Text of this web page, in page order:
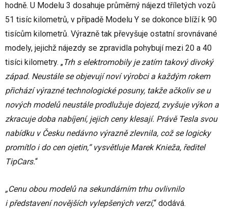
hodně. U Modelu 3 dosahuje průměrný nájezd tříletých vozů
51 tisíc kilometrů, v případě Modelu Y se dokonce blíží k 90
tisícům kilometrů. Výrazně tak převyšuje ostatní srovnávané
modely, jejichž nájezdy se zpravidla pohybují mezi 20 a 40
tisíci kilometry. „Trh s elektromobily je zatím takový divoký
západ. Neustále se objevují noví výrobci a každým rokem
přichází výrazné technologické posuny, takže ačkoliv se u
nových modelů neustále prodlužuje dojezd, zvyšuje výkon a
zkracuje doba nabíjení, jejich ceny klesají. Právě Tesla svou
nabídku v Česku nedávno výrazně zlevnila, což se logicky
promítlo i do cen ojetin,“ vysvětluje Marek Knieža, ředitel
TipCars.“
„Cenu obou modelů na sekundárním trhu ovlivnilo
i představení novějších vylepšených verzí,“ dodává.